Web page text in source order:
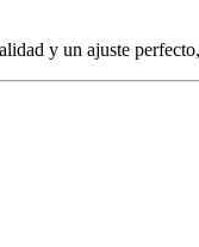
y un ajuste